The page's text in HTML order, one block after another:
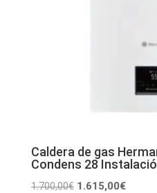
Caldera de gas
Condens 28
1.700,00€ El
1.615,00€El